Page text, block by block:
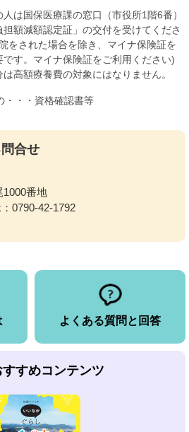
は国保医療課の窓口（市役所1階6番）
額減額認定証」の交付を受けてくださ
をされた場合を除き、マイナ保険証を
す。マイナ保険証をご利用ください)
高額療養費の対象にはなりません。
・・・資格確認書等
合せ
1000番地
0790-42-1792
よくある質問と回答
すすめコンテンツ